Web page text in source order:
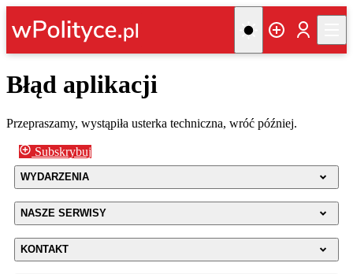
Błąd aplikacji
Przepraszamy, wystąpiła usterka techniczna, wróć później.
Subskrybuj
WYDARZENIA
NASZE SERWISY
KONTAKT